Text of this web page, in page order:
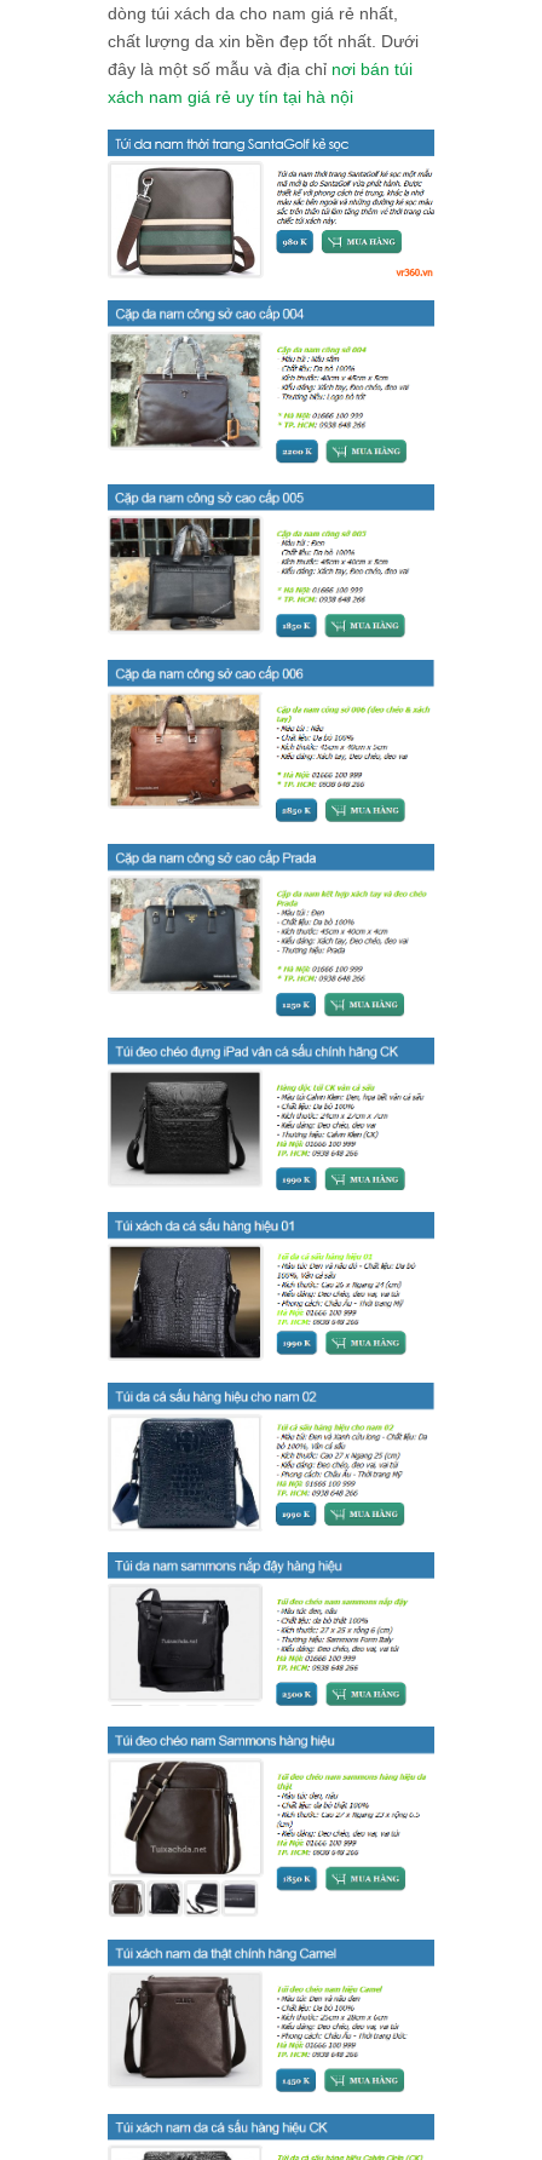
dòng túi xách da cho nam giá rẻ nhất,
chất lượng da xin bền đẹp tốt nhất. Dưới
đây là một số mẫu và địa chỉ nơi bán túi
xách nam giá rẻ uy tín tại hà nội